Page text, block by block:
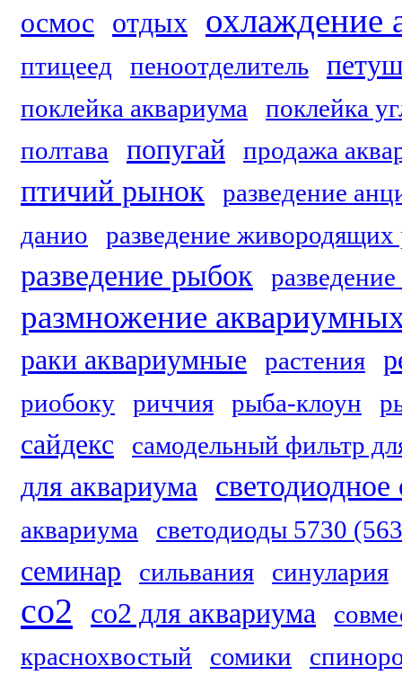
осмос отдых охлаждение
птицеед пеноотделитель
поклейка аквариума
поклейка
полтава
попугай продажа
птичий рынок
разведение
данио
разведение
разведение рыбок
размножение
раки аквариумные растения
риобоку риччия рыба-клоун
сайдекс самодельный фильтр
для аквариума
аквариума светодиоды 5730
семинар сильвания синулария
со2 со2 для аквариума
краснохвостый
сомики